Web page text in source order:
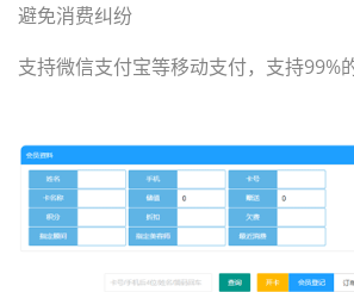
避免消费纠纷
支持微信支付宝等移动支付，支持99%